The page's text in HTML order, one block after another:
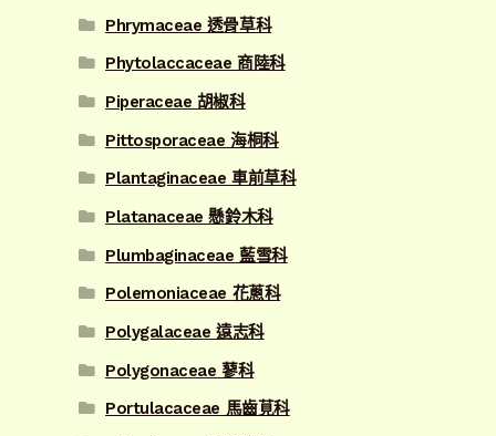
Phrymaceae 透骨草科
Phytolaccaceae 商陸科
Piperaceae 胡椒科
Pittosporaceae 海桐科
Plantaginaceae 車前草科
Platanaceae 懸鈴木科
Plumbaginaceae 藍雪科
Polemoniaceae 花蔥科
Polygalaceae 遠志科
Polygonaceae 蓼科
Portulacaceae 馬齒莧科